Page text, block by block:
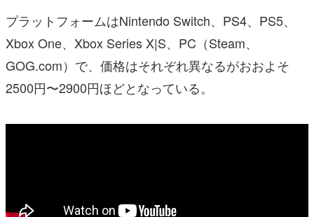
プラットフォームはNintendo Switch、PS4、PS5、
Xbox One、Xbox Series X|S、PC（Steam、
GOG.com）で、価格はそれぞれ異なるがおおよそ
2500円〜2900円ほどとなっている。